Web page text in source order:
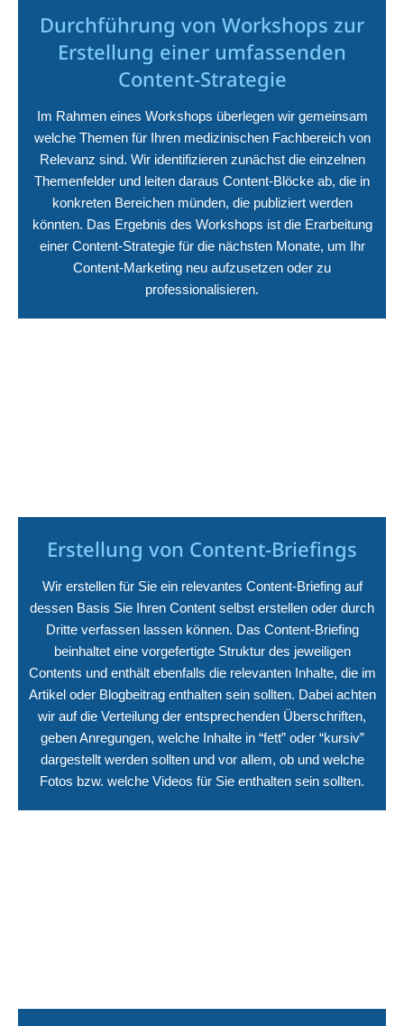
Durchführung von Workshops zur
Erstellung einer umfassenden
Content-Strategie
Im Rahmen eines Workshops überlegen wir gemeinsam
welche Themen für Ihren medizinischen Fachbereich von
Relevanz sind. Wir identifizieren zunächst die einzelnen
Themenfelder und leiten daraus Content-Blöcke ab, die in
konkreten Bereichen münden, die publiziert werden
könnten. Das Ergebnis des Workshops ist die Erarbeitung
einer Content-Strategie für die nächsten Monate, um Ihr
Content-Marketing neu aufzusetzen oder zu
professionalisieren.
Erstellung von Content-Briefings
Wir erstellen für Sie ein relevantes Content-Briefing auf
dessen Basis Sie Ihren Content selbst erstellen oder durch
Dritte verfassen lassen können. Das Content-Briefing
beinhaltet eine vorgefertigte Struktur des jeweiligen
Contents und enthält ebenfalls die relevanten Inhalte, die im
Artikel oder Blogbeitrag enthalten sein sollten. Dabei achten
wir auf die Verteilung der entsprechenden Überschriften,
geben Anregungen, welche Inhalte in “fett” oder “kursiv”
dargestellt werden sollten und vor allem, ob und welche
Fotos bzw. welche Videos für Sie enthalten sein sollten.